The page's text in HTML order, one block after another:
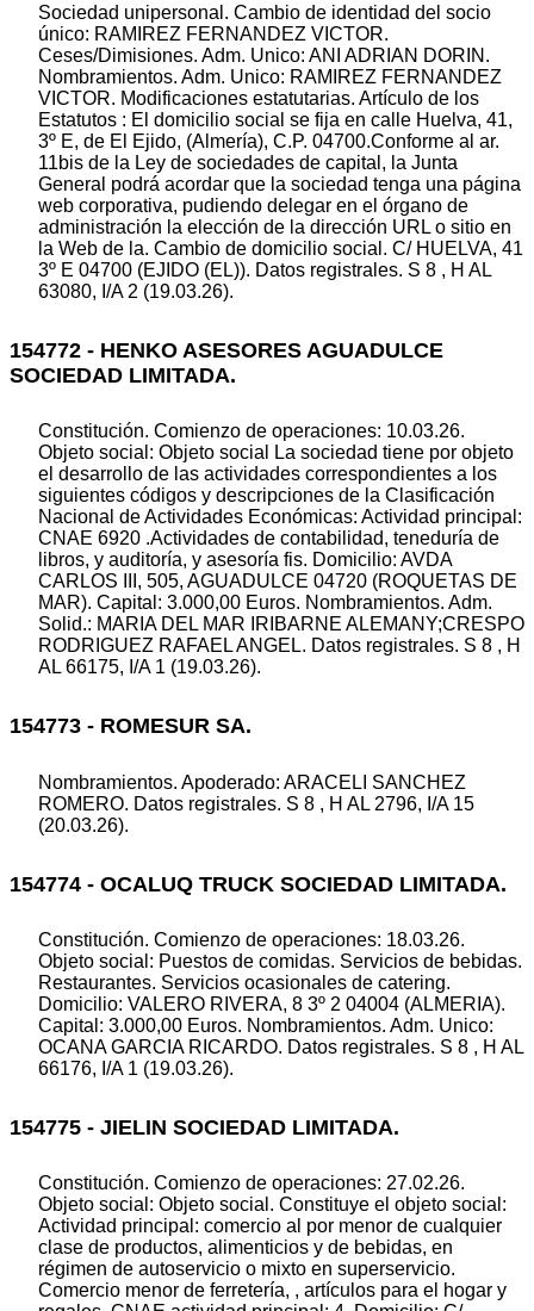
Sociedad unipersonal. Cambio de identidad del socio
único: RAMIREZ FERNANDEZ VICTOR.
Ceses/Dimisiones. Adm. Unico: ANI ADRIAN DORIN.
Nombramientos. Adm. Unico: RAMIREZ FERNANDEZ
VICTOR. Modificaciones estatutarias. Artículo de los
Estatutos : El domicilio social se fija en calle Huelva, 41,
3º E, de El Ejido, (Almería), C.P. 04700.Conforme al ar.
11bis de la Ley de sociedades de capital, la Junta
General podrá acordar que la sociedad tenga una página
web corporativa, pudiendo delegar en el órgano de
administración la elección de la dirección URL o sitio en
la Web de la. Cambio de domicilio social. C/ HUELVA, 41
3º E 04700 (EJIDO (EL)). Datos registrales. S 8 , H AL
63080, I/A 2 (19.03.26).
154772 - HENKO ASESORES AGUADULCE
SOCIEDAD LIMITADA.
Constitución. Comienzo de operaciones: 10.03.26.
Objeto social: Objeto social La sociedad tiene por objeto
el desarrollo de las actividades correspondientes a los
siguientes códigos y descripciones de la Clasificación
Nacional de Actividades Económicas: Actividad principal:
CNAE 6920 .Actividades de contabilidad, teneduría de
libros, y auditoría, y asesoría fis. Domicilio: AVDA
CARLOS III, 505, AGUADULCE 04720 (ROQUETAS DE
MAR). Capital: 3.000,00 Euros. Nombramientos. Adm.
Solid.: MARIA DEL MAR IRIBARNE ALEMANY;CRESPO
RODRIGUEZ RAFAEL ANGEL. Datos registrales. S 8 , H
AL 66175, I/A 1 (19.03.26).
154773 - ROMESUR SA.
Nombramientos. Apoderado: ARACELI SANCHEZ
ROMERO. Datos registrales. S 8 , H AL 2796, I/A 15
(20.03.26).
154774 - OCALUQ TRUCK SOCIEDAD LIMITADA.
Constitución. Comienzo de operaciones: 18.03.26.
Objeto social: Puestos de comidas. Servicios de bebidas.
Restaurantes. Servicios ocasionales de catering.
Domicilio: VALERO RIVERA, 8 3º 2 04004 (ALMERIA).
Capital: 3.000,00 Euros. Nombramientos. Adm. Unico:
OCANA GARCIA RICARDO. Datos registrales. S 8 , H AL
66176, I/A 1 (19.03.26).
154775 - JIELIN SOCIEDAD LIMITADA.
Constitución. Comienzo de operaciones: 27.02.26.
Objeto social: Objeto social. Constituye el objeto social:
Actividad principal: comercio al por menor de cualquier
clase de productos, alimenticios y de bebidas, en
régimen de autoservicio o mixto en superservicio.
Comercio menor de ferretería, , artículos para el hogar y